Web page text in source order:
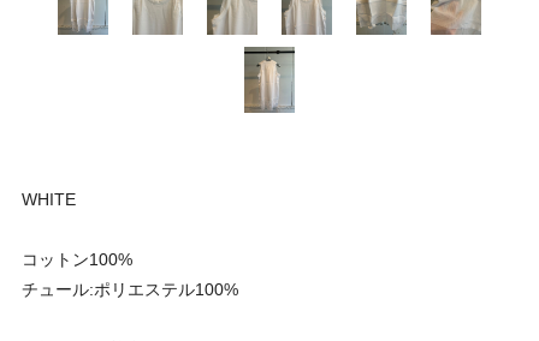
WHITE
コットン100%
チュール:ポリエステル100%